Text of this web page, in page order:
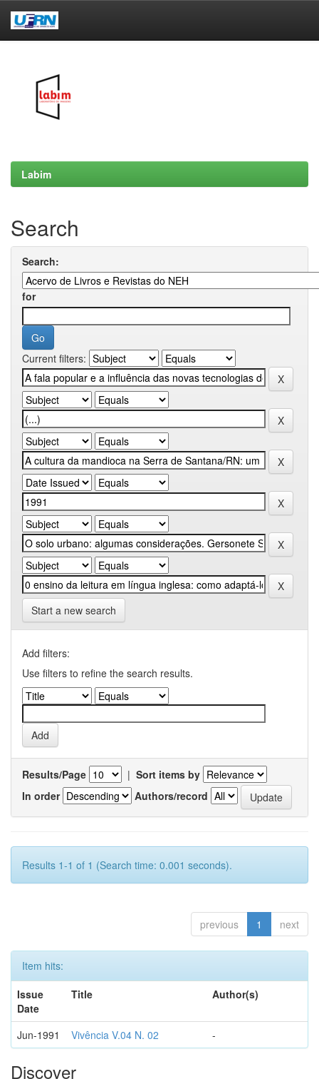
Labim
Search
Search:
for
Current filters:
Start a new search
Add filters:
Use filters to refine the search results.
Results/Page | Sort items by
In order
Authors/record
Results 1-1 of 1 (Search time: 0.001 seconds).
previous 1 next
Item hits:
Issue
Date
Title Author(s)
Jun-1991 Vivência V.04 N. 02 -
Discover